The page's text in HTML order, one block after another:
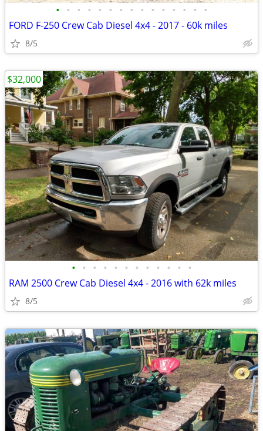
• • • • • • • • • • • • • • •
FORD F-250 Crew Cab Diesel 4x4 - 2017 - 60k miles
8/5
• • • • • • • • • • • •
RAM 2500 Crew Cab Diesel 4x4 - 2016 with 62k miles
8/5
$32,000